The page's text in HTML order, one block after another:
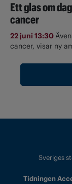
Ett glas om
cancer
22 juni 13:30
cancer, visar ny
Sveriges
Tidningen